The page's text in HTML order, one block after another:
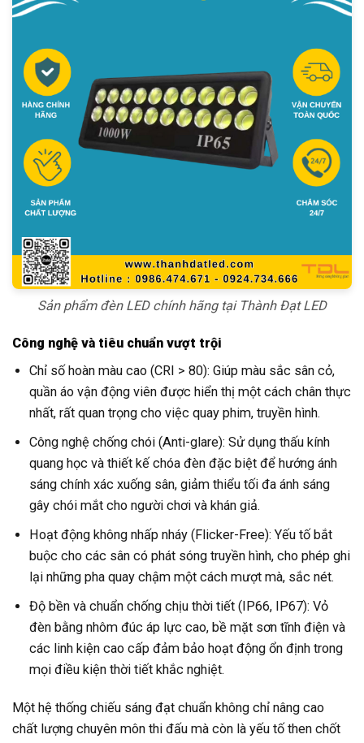
Sản phẩm đèn LED chính hãng tại Thành Đạt LED
Công nghệ và tiêu chuẩn vượt trội
Chỉ số hoàn màu cao (CRI > 80): Giúp màu sắc sân cỏ,
quần áo vận động viên được hiển thị một cách chân thực
nhất, rất quan trọng cho việc quay phim, truyền hình.
Công nghệ chống chói (Anti-glare): Sử dụng thấu kính
quang học và thiết kế chóa đèn đặc biệt để hướng ánh
sáng chính xác xuống sân, giảm thiểu tối đa ánh sáng
gây chói mắt cho người chơi và khán giả.
Hoạt động không nhấp nháy (Flicker-Free): Yếu tố bắt
buộc cho các sân có phát sóng truyền hình, cho phép ghi
lại những pha quay chậm một cách mượt mà, sắc nét.
Độ bền và chuẩn chống chịu thời tiết (IP66, IP67): Vỏ
đèn bằng nhôm đúc áp lực cao, bề mặt sơn tĩnh điện và
các linh kiện cao cấp đảm bảo hoạt động ổn định trong
mọi điều kiện thời tiết khắc nghiệt.
Một hệ thống chiếu sáng đạt chuẩn không chỉ nâng cao
chất lượng chuyên môn thi đấu mà còn là yếu tố then chốt